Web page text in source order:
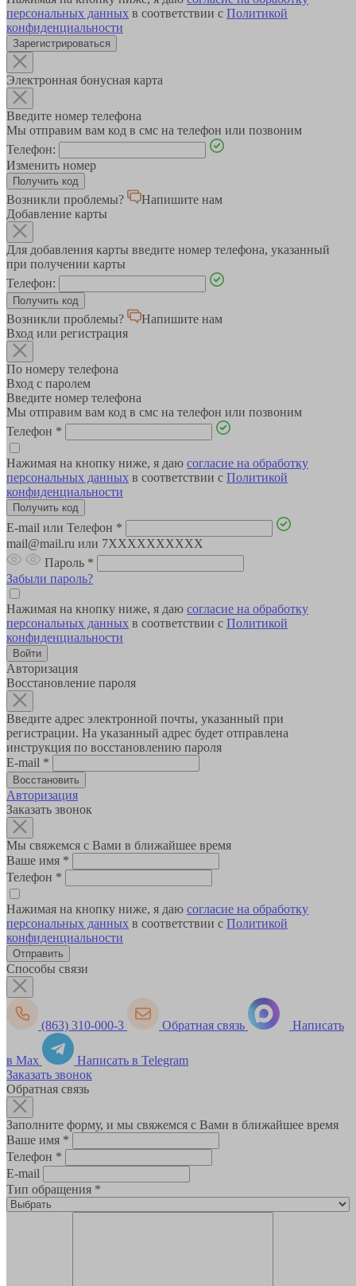
персональных данных в соответствии с Политикой
конфиденциальности
Зарегистрироваться
Электронная бонусная карта
Введите номер телефона
Мы отправим вам код в смс на телефон или позвоним
Телефон:
Изменить номер
Возникли проблемы?
Напишите нам
Добавление карты
Для добавления карты введите номер телефона, указанный
при получении карты
Телефон:
Возникли проблемы?
Напишите нам
Вход или регистрация
По номеру телефона
Вход с паролем
Введите номер телефона
Мы отправим вам код в смс на телефон или позвоним
Телефон *
Нажимая на кнопку ниже, я даю согласие на обработку
персональных данных в соответствии с Политикой
конфиденциальности
E-mail или Телефон *
mail@mail.ru или 7XXXXXXXXXX
Пароль *
Забыли пароль?
Нажимая на кнопку ниже, я даю согласие на обработку
персональных данных в соответствии с Политикой
конфиденциальности
Авторизация
Восстановление пароля
Введите адрес электронной почты, указанный при
регистрации. На указанный адрес будет отправлена
инструкция по восстановлению пароля
E-mail *
Авторизация
Заказать звонок
Мы свяжемся с Вами в ближайшее время
Ваше имя *
Телефон *
Нажимая на кнопку ниже, я даю согласие на обработку
персональных данных в соответствии с Политикой
конфиденциальности
Способы связи
(863) 310-000-3 Обратная связь Написать
в Max
Написать в Telegram
Заказать звонок
Обратная связь
Заполните форму, и мы свяжемся с Вами в ближайшее время
Ваше имя *
Телефон *
E-mail
Тип обращения *